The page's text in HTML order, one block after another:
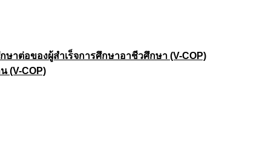
าต่อของผู้สำเร็จการศึกษาอาชีวศึกษา (V-COP)
(V-COP)